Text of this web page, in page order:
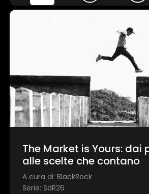
The Market is Yours: dai
alle scelte che contano
A cura di: BlackRock
Serie: SdR26